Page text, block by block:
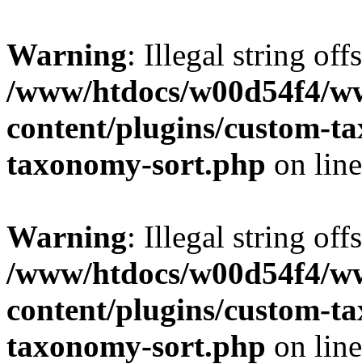
Warning: Illegal string
/www/htdocs/w00d54f4/
content/plugins/custom-
taxonomy-sort.php on
Warning: Illegal string
/www/htdocs/w00d54f4/
content/plugins/custom-
taxonomy-sort.php on